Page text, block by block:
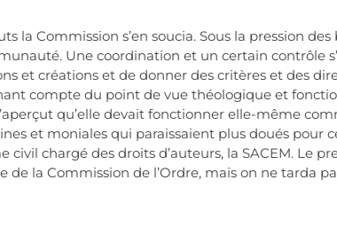
la Commission s’en soucia. Sous la pression
Une coordination et un certain contrôle
et créations et de donner des critères et des
compte du point de vue théologique et
qu’elle devait fonctionner elle-même
et moniales qui paraissaient plus doués pour
civil chargé des droits d’auteurs, la SACEM. Le
la Commission de l’Ordre, mais on ne tarda